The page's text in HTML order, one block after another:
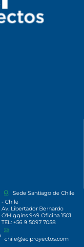
Sede Santiago de Chile
- Chile
Av. Libertador Bernardo
O'Higgins 949 Oficina 1501
TEL: +56 9 5097 7058
chile@aciproyectos.com